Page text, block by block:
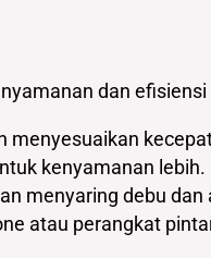
dan efisiensi
menyesuaikan
kenyamanan lebih.
menyaring debu dan
atau perangkat